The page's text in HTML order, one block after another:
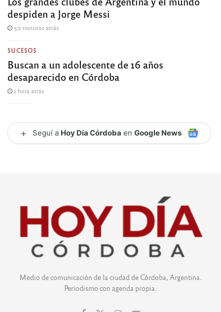
despiden a Jorge Messi
50 minutos atrás
SUCESOS
Buscan a un adolescente de 16 años
desaparecido en Córdoba
1 hora atrás
+ Seguí a Hoy Día Córdoba en Google News
Medio de comunicación de la ciudad de Córdoba, Argentina.
Periodismo con agenda propia.